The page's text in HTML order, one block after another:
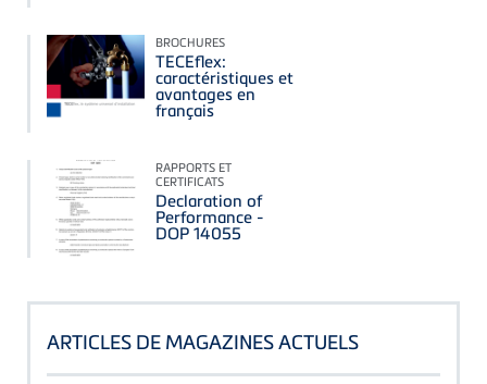
BROCHURES
TECEflex:
caractéristiques et
avantages en
français
RAPPORTS ET
CERTIFICATS
Declaration of
Performance -
DOP 14055
ARTICLES DE MAGAZINES ACTUELS